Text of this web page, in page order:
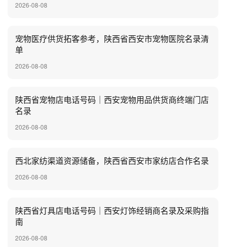
2026-08-08
宠物医疗供货拓客参考，陕西省西安市宠物医院名录清
单
2026-08-08
陕西省宠物店电话号码｜西安宠物用品供货商终端门店
名录
2026-08-08
西北家纺渠道资源储备，陕西省西安市家纺店合作名录
2026-08-08
陕西省灯具店电话号码｜西安灯饰经销商名录及采购指
南
2026-08-08